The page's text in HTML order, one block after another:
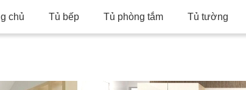
chủ Tủ bếp Tủ phòng tắm Tủ tường